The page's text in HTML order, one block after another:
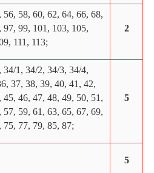
56, 58, 60, 62, 64, 66, 68,
97, 99, 101, 103, 105,
111, 113;
2
34/1, 34/2, 34/3, 34/4,
37, 38, 39, 40, 41, 42,
45, 46, 47, 48, 49, 50, 51,
57, 59, 61, 63, 65, 67, 69,
75, 77, 79, 85, 87;
5
5